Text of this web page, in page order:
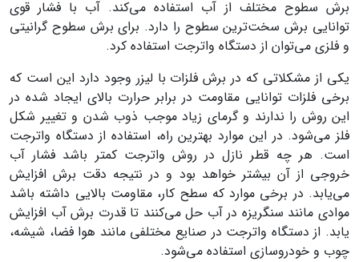
برش سطوح مختلف از آب استفاده می‌کند. آب با فشار قوی
توانایی برش سخت‌ترین سطوح را دارد. برای برش سطوح گرانیتی
و فلزی می‌توان از دستگاه واترجت استفاده کرد.
یکی از مشکلاتی که در برش فلزات با لیزر وجود دارد این است که
برخی فلزات توانایی مقاومت در برابر حرارت بالای ایجاد شده در
این روش را ندارند و گرمای زیاد موجب ذوب شدن و تغییر شکل
فلز می‌شود. در این موارد بهترین راه، استفاده از دستگاه واترجت
است. هر چه قطر نازل در روش واترجت کمتر باشد فشار آب
خروجی از آن بیشتر خواهد بود و در نتیجه دقت برش افزایش
می‌یابد. در برخی موارد که سطح کار، مقاومت بالایی داشته باشد
موادی مانند سنگریزه در آب حل می‌کنند تا قدرت برش آب افزایش
یابد. از دستگاه واترجت در صنایع مختلفی مانند هوا فضا، شیشه،
چوب و خودروسازی استفاده می‌شود.